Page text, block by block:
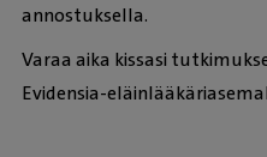
annostuksella.
Varaa aika kissasi
Evidensia-